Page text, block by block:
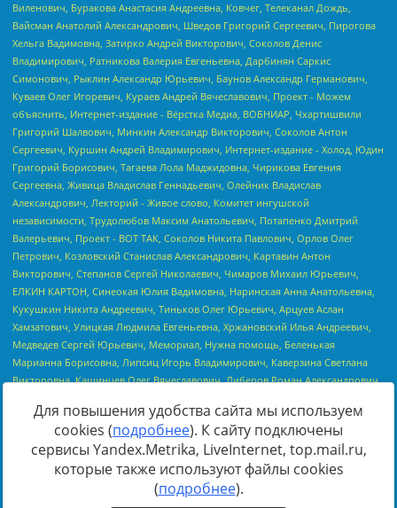
Источник:https://minjust.gov.ru/uploaded/files/reestr-
inostrannyih-agentov-22-03-2024.pdfданные на22.03.2024
Для повышения удобства сайта мы используем
cookies (подробнее). К сайту подключены
сервисы Yandex.Metrika, LiveInternet, top.mail.ru,
которые также используют файлы cookies
(подробнее).